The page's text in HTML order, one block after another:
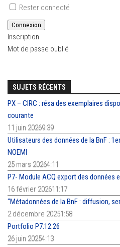
Rester connecté
Connexion
Inscription
Mot de passe oublié
SUJETS RÉCENTS
PX – CIRC : résa des exemplaires
courante
11 juin 20269:39
Utilisateurs des données de la BnF :
NOEMI
25 mars 20264:11
P7- Module ACQ export des données
16 février 202611:17
“Métadonnées de la BnF : diffusion,
2 décembre 20251:58
Portfolio P7.12.26
26 juin 20254:13